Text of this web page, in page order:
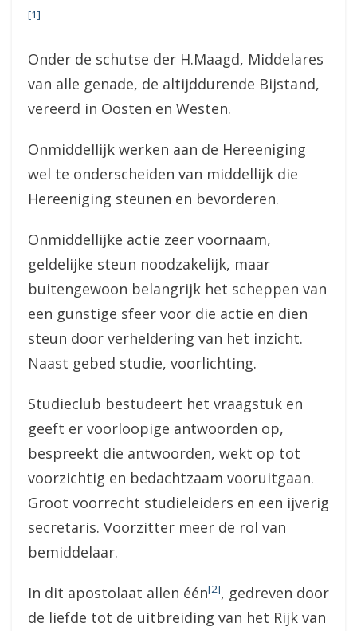
[1]
Onder de schutse der H.Maagd, Middelares
van alle genade, de altijddurende Bijstand,
vereerd in Oosten en Westen.
Onmiddellijk werken aan de Hereeniging
wel te onderscheiden van middellijk die
Hereeniging steunen en bevorderen.
Onmiddellijke actie zeer voornaam,
geldelijke steun noodzakelijk, maar
buitengewoon belangrijk het scheppen van
een gunstige sfeer voor die actie en dien
steun door verheldering van het inzicht.
Naast gebed studie, voorlichting.
Studieclub bestudeert het vraagstuk en
geeft er voorloopige antwoorden op,
bespreekt die antwoorden, wekt op tot
voorzichtig en bedachtzaam vooruitgaan.
Groot voorrecht studieleiders en een ijverig
secretaris. Voorzitter meer de rol van
bemiddelaar.
In dit apostolaat allen één[2], gedreven door
de liefde tot de uitbreiding van het Rijk van